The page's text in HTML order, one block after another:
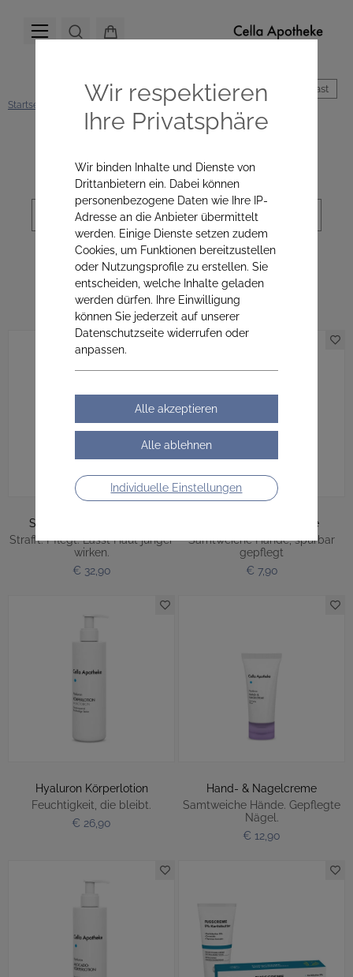
Hoher Kontrast
Startseite Alle Produkte
Sortierung
Körper & Hände
Straffende Körpercreme
Strafft. Pflegt. Lässt Haut jünger
wirken.
€ 32,90
Nährende Handcreme
Samtweiche Hände, spürbar
gepflegt
€ 7,90
Hyaluron Körperlotion
Feuchtigkeit, die bleibt.
€ 26,90
Hand- & Nagelcreme
Samtweiche Hände. Gepflegte
Nägel.
€ 12,90
Wir respektieren
Ihre Privatsphäre
Wir binden Inhalte und Dienste von
Drittanbietern ein. Dabei können
personenbezogene Daten wie Ihre IP-
Adresse an die Anbieter übermittelt
werden. Einige Dienste setzen zudem
Cookies, um Funktionen bereitzustellen
oder Nutzungsprofile zu erstellen. Sie
entscheiden, welche Inhalte geladen
werden dürfen. Ihre Einwilligung
können Sie jederzeit auf unserer
Datenschutzseite widerrufen oder
anpassen.
Individuelle Einstellungen